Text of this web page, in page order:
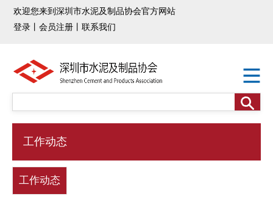
欢迎您来到深圳市水泥及制品协会官方网站
登录 丨会员注册 丨联系我们
工作动态
工作动态